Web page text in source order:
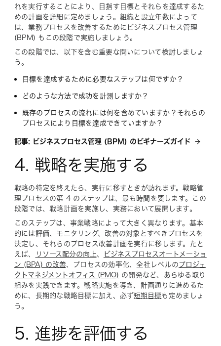
れを実行することにより、目指す目標とそれらを達成するた
めの計画を詳細に定めましょう。組織と設立年数によって
は、業務プロセスを改善するためにビジネスプロセス管理
(BPM) もこの段階で実施しましょう。
この段階では、以下を含む重要な問いについて検討しましょ
う。
目標を達成するために必要なステップは何ですか？
どのような方法で成功を計測しますか？
既存のプロセスの流れには何を含めていますか？それらの
プロセスにより目標を達成できていますか？
記事: ビジネスプロセス管理 (BPM) のビギナーズガイド
4. 戦略を実施する
戦略の特定を終えたら、実行に移すときが訪れます。戦略管
理プロセスの第 4 のステップは、最も時間を要します。この
段階では、戦略計画を実施し、実務において展開します。
このステップは、事業戦略によって大きく異なります。基本
的には評価、モニタリング、改善の対象とすべきプロセスを
決定し、それらのプロセス改善計画を実行に移します。たと
えば、
リソース配分の向上、
ビジネスプロセスオートメーショ
ン (BPA) の改善、プロセスの効率化、全社レベルの プロジェ
クトマネジメントオフィス (PMO) の開発など、あらゆる取り
組みを実践できます。戦略実施を導き、計画通りに進めるた
めに、長期的な戦略目標に加え、必ず短期目標も定めましょ
う。
5. 進捗を評価する